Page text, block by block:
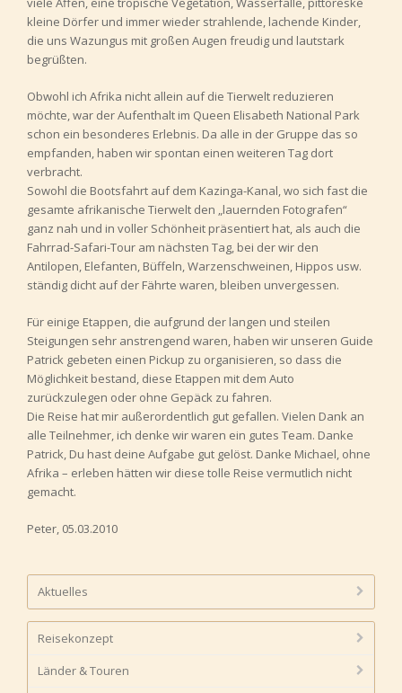
kleine Dörfer und immer wieder strahlende, lachende Kinder,
die uns Wazungus mit großen Augen freudig und lautstark
begrüßten.
Obwohl ich Afrika nicht allein auf die Tierwelt reduzieren
möchte, war der Aufenthalt im Queen Elisabeth National Park
schon ein besonderes Erlebnis. Da alle in der Gruppe das so
empfanden, haben wir spontan einen weiteren Tag dort
verbracht.
Sowohl die Bootsfahrt auf dem Kazinga-Kanal, wo sich fast die
gesamte afrikanische Tierwelt den „lauernden Fotografen“
ganz nah und in voller Schönheit präsentiert hat, als auch die
Fahrrad-Safari-Tour am nächsten Tag, bei der wir den
Antilopen, Elefanten, Büffeln, Warzenschweinen, Hippos usw.
ständig dicht auf der Fährte waren, bleiben unvergessen.
Für einige Etappen, die aufgrund der langen und steilen
Steigungen sehr anstrengend waren, haben wir unseren Guide
Patrick gebeten einen Pickup zu organisieren, so dass die
Möglichkeit bestand, diese Etappen mit dem Auto
zurückzulegen oder ohne Gepäck zu fahren.
Die Reise hat mir außerordentlich gut gefallen. Vielen Dank an
alle Teilnehmer, ich denke wir waren ein gutes Team. Danke
Patrick, Du hast deine Aufgabe gut gelöst. Danke Michael, ohne
Afrika – erleben hätten wir diese tolle Reise vermutlich nicht
gemacht.
Peter, 05.03.2010
Aktuelles
Reisekonzept
Länder & Touren